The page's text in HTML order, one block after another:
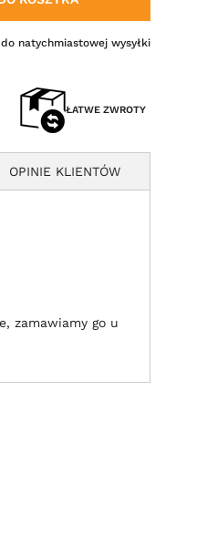
natychmiastowej wysyłki
ŁATWE ZWROTY
OPINIE KLIENTÓW
zamawiamy go u